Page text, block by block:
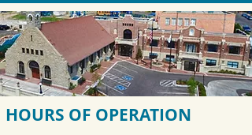
HOURS OF OPERATION